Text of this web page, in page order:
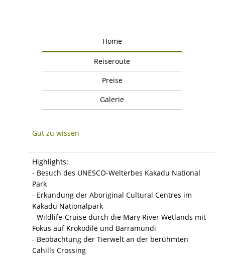
Home
Reiseroute
Preise
Galerie
Gut zu wissen
Highlights:
- Besuch des UNESCO-Welterbes Kakadu National
Park
- Erkundung der Aboriginal Cultural Centres im
Kakadu Nationalpark
- Wildlife-Cruise durch die Mary River Wetlands mit
Fokus auf Krokodile und Barramundi
- Beobachtung der Tierwelt an der berühmten
Cahills Crossing